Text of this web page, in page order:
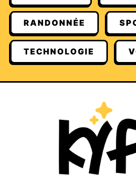
RANDONNÉE
TECHNOLOGIE